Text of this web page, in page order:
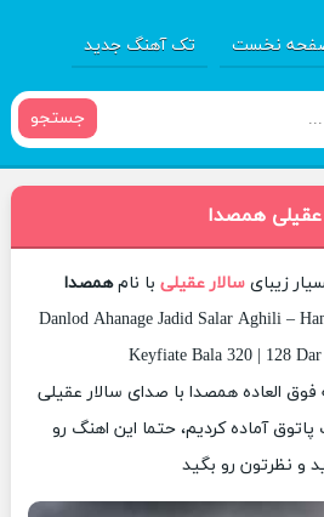
نخست تک آهنگ جدید
جستجو
عقیلی همصدا
زیبای سالار عقیلی با نامهمصدا
Danlod Ahanage Jadid Salar Aghili –
Keyfiate Bala 320 | 128
فوق العاده همصدا با صدای سالار عقیلی
آماده کردیم، حتما این اهنگ رو
و نظرتون رو بگید